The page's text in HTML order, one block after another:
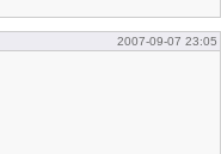
2007-09-07 23:05